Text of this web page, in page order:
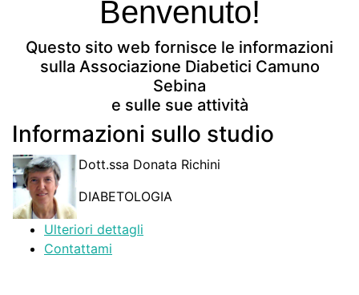
Benvenuto!
Questo sito web fornisce le informazioni
sulla Associazione Diabetici Camuno
Sebina
e sulle sue attività
Informazioni sullo studio
Dott.ssa Donata Richini
DIABETOLOGIA
Ulteriori dettagli
Contattami